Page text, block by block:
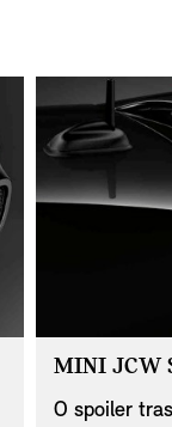
MINI JCW
O spoiler